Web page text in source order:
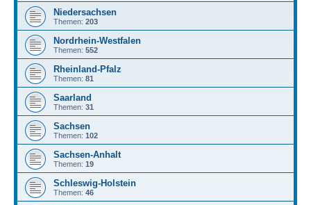
Niedersachsen
Themen: 203
Nordrhein-Westfalen
Themen: 552
Rheinland-Pfalz
Themen: 81
Saarland
Themen: 31
Sachsen
Themen: 102
Sachsen-Anhalt
Themen: 19
Schleswig-Holstein
Themen: 46